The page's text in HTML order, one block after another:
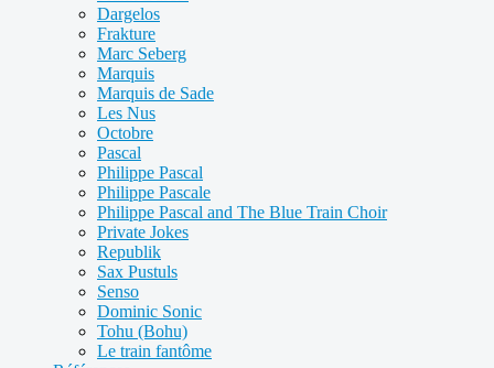
Dargelos
Frakture
Marc Seberg
Marquis
Marquis de Sade
Les Nus
Octobre
Pascal
Philippe Pascal
Philippe Pascale
Philippe Pascal and The Blue Train Choir
Private Jokes
Republik
Sax Pustuls
Senso
Dominic Sonic
Tohu (Bohu)
Le train fantôme